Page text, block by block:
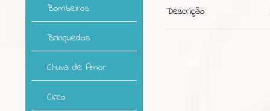
Descrição
Bombeiros
Brinquedos
Chuva de Amor
Circo